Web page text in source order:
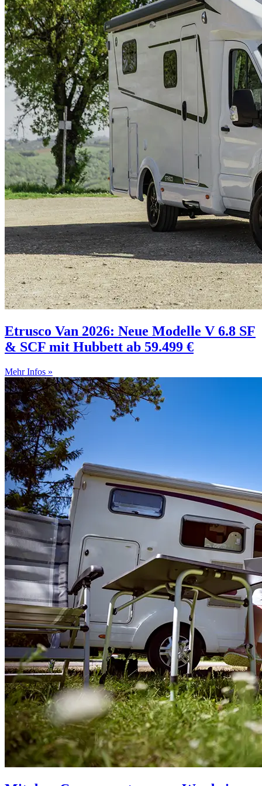
Etrusco Van 2026: Neue Modelle V 6.8 SF
& SCF mit Hubbett ab 59.499 €
Mehr Infos »